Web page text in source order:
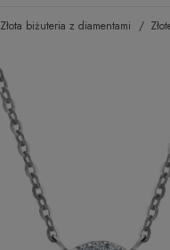
Złota biżuteria z diamentami